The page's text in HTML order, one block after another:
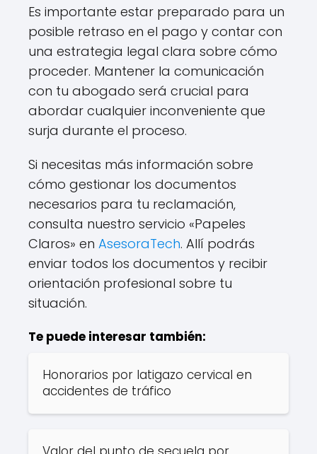
Es importante estar preparado para un
posible retraso en el pago y contar con
una estrategia legal clara sobre cómo
proceder. Mantener la comunicación
con tu abogado será crucial para
abordar cualquier inconveniente que
surja durante el proceso.
Si necesitas más información sobre
cómo gestionar los documentos
necesarios para tu reclamación,
consulta nuestro servicio «Papeles
Claros» en AsesoraTech. Allí podrás
enviar todos los documentos y recibir
orientación profesional sobre tu
situación.
Te puede interesar también:
Honorarios por latigazo cervical en
accidentes de tráfico